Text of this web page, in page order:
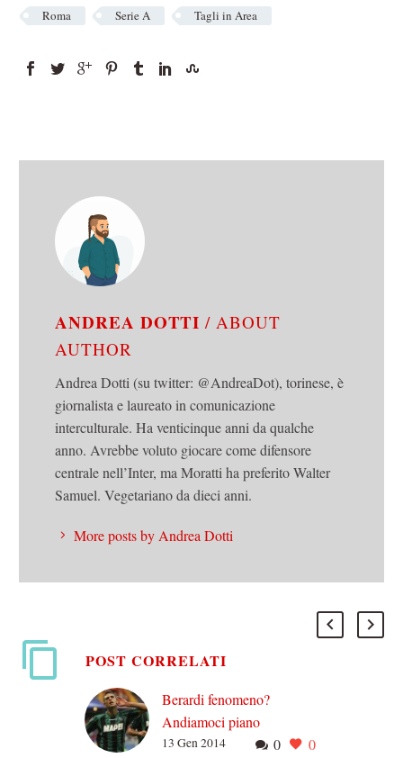
Roma Serie A Tagli in Area
ANDREA DOTTI/ ABOUT
AUTHOR
Andrea Dotti (su twitter: @AndreaDot), torinese, è
giornalista e laureato in comunicazione
interculturale. Ha venticinque anni da qualche
anno. Avrebbe voluto giocare come difensore
centrale nell’Inter, ma Moratti ha preferito Walter
Samuel. Vegetariano da dieci anni.
More posts by Andrea Dotti
POST CORRELATI
Berardi fenomeno?
Andiamoci piano
Posso dire una cosa su
0 0
13 Gen 2014